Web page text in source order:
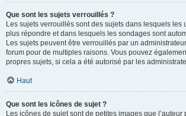
Que sont les sujets verrouillés ?
Les sujets verrouillés sont des sujets dans lesquels les
plus répondre et dans lesquels les sondages sont
Les sujets peuvent être verrouillés par un
forum pour de multiples raisons. Vous pouvez
propres sujets, si cela a été autorisé par les
Haut
Que sont les icônes de sujet ?
Les icônes de sujet sont de petites images que l’auteur